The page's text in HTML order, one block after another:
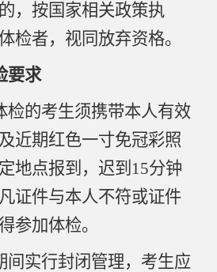
，按国家相关政策执
检者，视同放弃资格。
要求
检的考生须携带本人有效
近期红色一寸免冠彩照
地点报到，迟到15分钟
证件与本人不符或证件
参加体检。
间实行封闭管理，考生应